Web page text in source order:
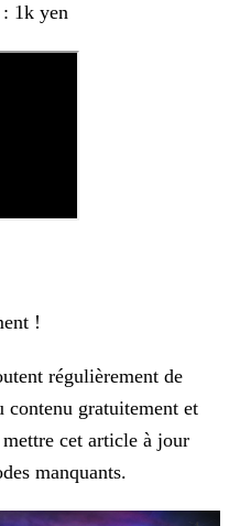
: 1k yen
!
régulièrement de
contenu gratuitement et
cet article à jour
manquants.